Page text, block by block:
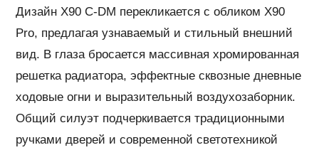
Дизайн X90 C-DM перекликается с обликом X90
Pro, предлагая узнаваемый и стильный внешний
вид. В глаза бросается массивная хромированная
решетка радиатора, эффектные сквозные дневные
ходовые огни и выразительный воздухозаборник.
Общий силуэт подчеркивается традиционными
ручками дверей и современной светотехникой